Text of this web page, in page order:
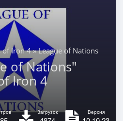
of Iron 4» League of Nations
of Nations"
Iron 4
Загрузок Версия